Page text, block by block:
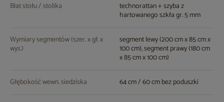
Blat stołu / stolika technorattan + szyba z
hartowanego szkła gr. 5 mm
Wymiary segmentów (szer. x gł. x
wys.)
segment lewy (200 cm x 85 cm x
100 cm), segment prawy (180 cm
x 85 cm x 100 cm)
Głębokość wewn. siedziska 64 cm / 60 cm bez poduszki